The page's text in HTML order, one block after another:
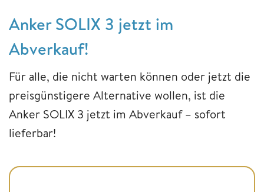
Anker SOLIX 3 jetzt im
Abverkauf!
Für alle, die nicht warten können oder jetzt die
preisgünstigere Alternative wollen, ist die
Anker SOLIX 3 jetzt im Abverkauf – sofort
lieferbar!